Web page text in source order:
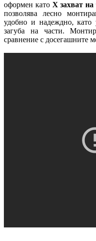
оформен катоX захват
позволява лесно
удобно и надеждно, като
загуба на части.
сравнение с досегашните